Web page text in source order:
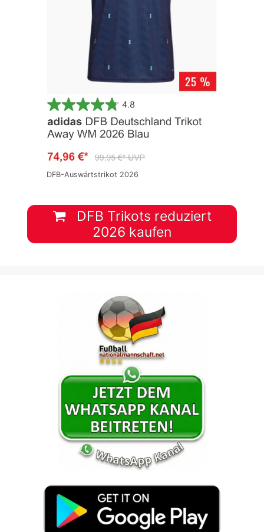
DFB-Auswärtstrikot 2026
DFB Trikots reduziert
2026 kaufen